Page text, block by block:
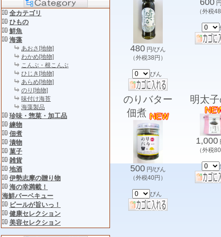
全カテゴリ
ひもの
鮮魚
海藻
あおさ[地物]
わかめ[地物]
こんぶ・根こんぶ
ひじき[地物]
あらめ[地物]
のり[地物]
味付け海苔
海藻製品
珍味・惣菜・加工品
練物
佃煮
漬物
菓子
雑貨
地酒
伊勢志摩の贈り物
海の幸満載！
海鮮バーベキュー
ビールが旨いっ！
健康セレクション
美容セレクション
480 円/びん
（外税38円）
びん
（外税
のりバター
佃煮
500 円/びん
（外税40円）
びん
明太
1,000
（外税